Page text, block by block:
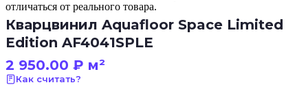
отличаться от реального товара.
Кварцвинил Aquafloor Space Limited
Edition AF4041SPLE
2 950.00 ₽ м²
Как считать?